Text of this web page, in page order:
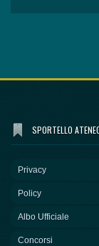
SPORTELLO
Privacy
Policy
Albo Ufficiale
Concorsi